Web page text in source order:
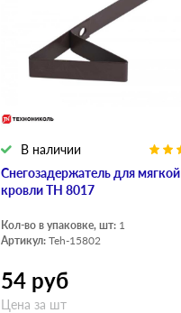
Снегозадержатель для мягкой
кровли ТН 8017
В наличии
Кол-во в упаковке, шт: 1
Артикул: Teh-15802
54 руб
Цена за шт